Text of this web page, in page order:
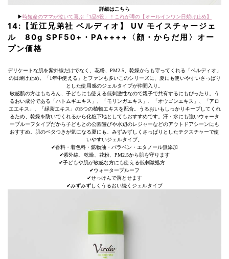
詳細はこちら
▶︎時短命のママが泣いて喜ぶ「1品5役」！これが噂の【オールインワン日焼け止め】
14:【近江兄弟社 ベルディオ】 UV モイスチャージェ
ル 80g SPF50+・PA++++〈顔・からだ用〉オー
プン価格
デリケートな肌を紫外線だけでなく、花粉、PM2.5、乾燥からも守ってくれる「ベルディオ」
の日焼け止め。「1年中使える」とファンも多いこのシリーズに、夏にも使いやすいさっぱり
とした使用感のジェルタイプが仲間入り。
敏感肌の方はもちろん、子どもにも使える低刺激性なので親子で共有するにもぴったり。う
るおい成分である「ハトムギエキス」、「モリンガエキス」、「オウゴンエキス」、「アロ
エエキス」、「緑茶エキス」の5つの植物エキスを配合。うるおいもしっかりキープしてくれ
るため、乾燥を防いでくれるから化粧下地としてもおすすめです。汗・水にも強いウォータ
ープルーフタイプだから子どもとの公園遊びや水辺のレジャーなどのアウトドアシーンにも
おすすめ。肌のベタつきが気になる夏にも、みずみずしくさっぱりとしたテクスチャーで使
いやすいジェルタイプ。
✔︎香料・着色料・鉱物油・パラベン・エタノール無添加
✔︎紫外線、乾燥、花粉、PM2.5から肌を守ります
✔︎子どもや肌が敏感な方にも使える低刺激処方
✔︎ウォータープルーフ
✔︎せっけんで落とせます
✔︎みずみずしくうるおい続くジェルタイプ